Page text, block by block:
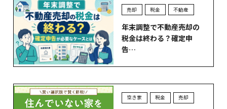
売却 税金 不動産
年末調整で不動産売却の
税金は終わる？確定申
告…
空き家 税金 売却